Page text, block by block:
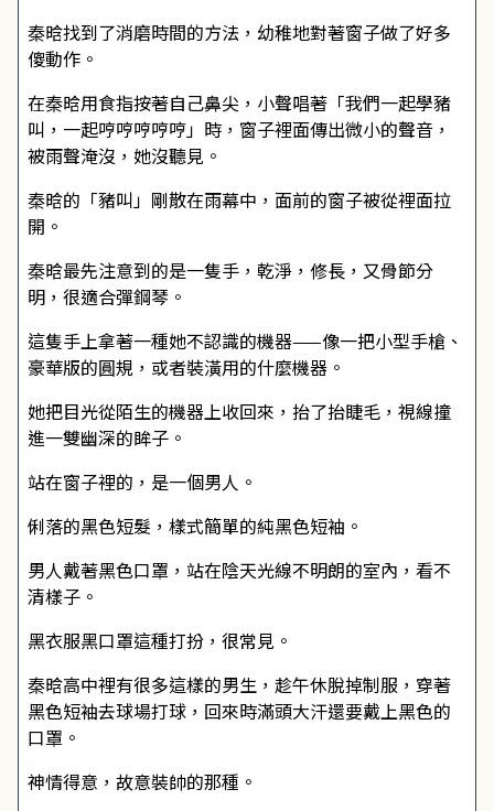
秦晗找到了消磨時間的方法，幼稚地對著窗子做了好多
傻動作。
在秦晗用食指按著自己鼻尖，小聲唱著「我們一起學豬
叫，一起哼哼哼哼哼」時，窗子裡面傳出微小的聲音，
被雨聲淹沒，她沒聽見。
秦晗的「豬叫」剛散在雨幕中，面前的窗子被從裡面拉
開。
秦晗最先注意到的是一隻手，乾淨，修長，又骨節分
明，很適合彈鋼琴。
這隻手上拿著一種她不認識的機器——像一把小型手槍、
豪華版的圓規，或者裝潢用的什麼機器。
她把目光從陌生的機器上收回來，抬了抬睫毛，視線撞
進一雙幽深的眸子。
站在窗子裡的，是一個男人。
俐落的黑色短髮，樣式簡單的純黑色短袖。
男人戴著黑色口罩，站在陰天光線不明朗的室內，看不
清樣子。
黑衣服黑口罩這種打扮，很常見。
秦晗高中裡有很多這樣的男生，趁午休脫掉制服，穿著
黑色短袖去球場打球，回來時滿頭大汗還要戴上黑色的
口罩。
神情得意，故意裝帥的那種。